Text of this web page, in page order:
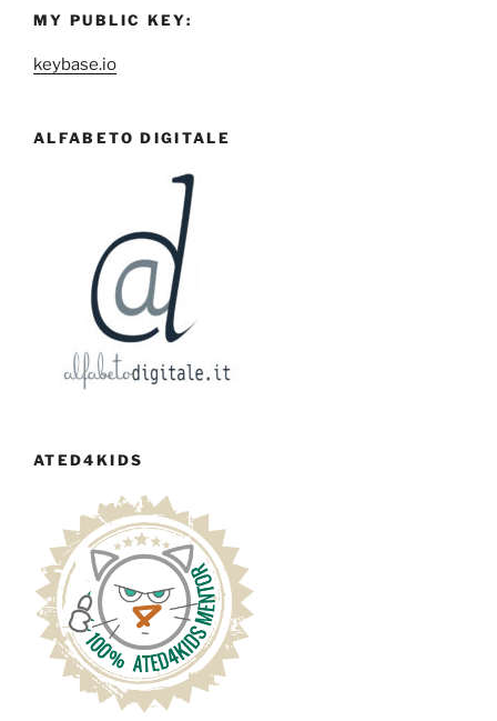
MY PUBLIC KEY:
keybase.io
ALFABETO DIGITALE
ATED4KIDS